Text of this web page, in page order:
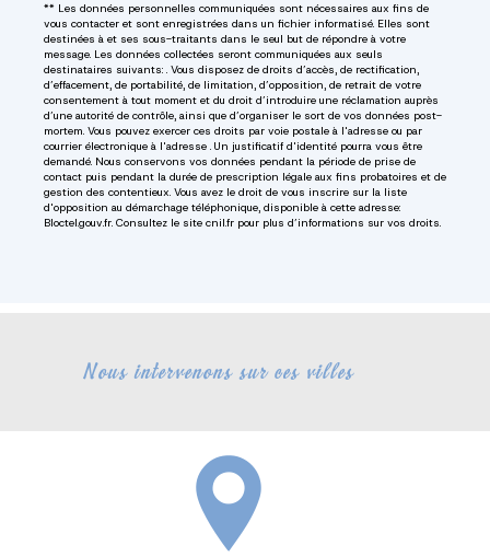
** Les données personnelles communiquées sont nécessaires aux fins de
vous contacter et sont enregistrées dans un fichier informatisé. Elles sont
destinées à et ses sous-traitants dans le seul but de répondre à votre
message. Les données collectées seront communiquées aux seuls
destinataires suivants: . Vous disposez de droits d’accès, de rectification,
d’effacement, de portabilité, de limitation, d’opposition, de retrait de votre
consentement à tout moment et du droit d’introduire une réclamation auprès
d’une autorité de contrôle, ainsi que d’organiser le sort de vos données post-
mortem. Vous pouvez exercer ces droits par voie postale à l'adresse ou par
courrier électronique à l'adresse . Un justificatif d'identité pourra vous être
demandé. Nous conservons vos données pendant la période de prise de
contact puis pendant la durée de prescription légale aux fins probatoires et de
gestion des contentieux. Vous avez le droit de vous inscrire sur la liste
d'opposition au démarchage téléphonique, disponible à cette adresse:
Bloctel.gouv.fr. Consultez le site cnil.fr pour plus d’informations sur vos droits.
Nous intervenons sur ces villes